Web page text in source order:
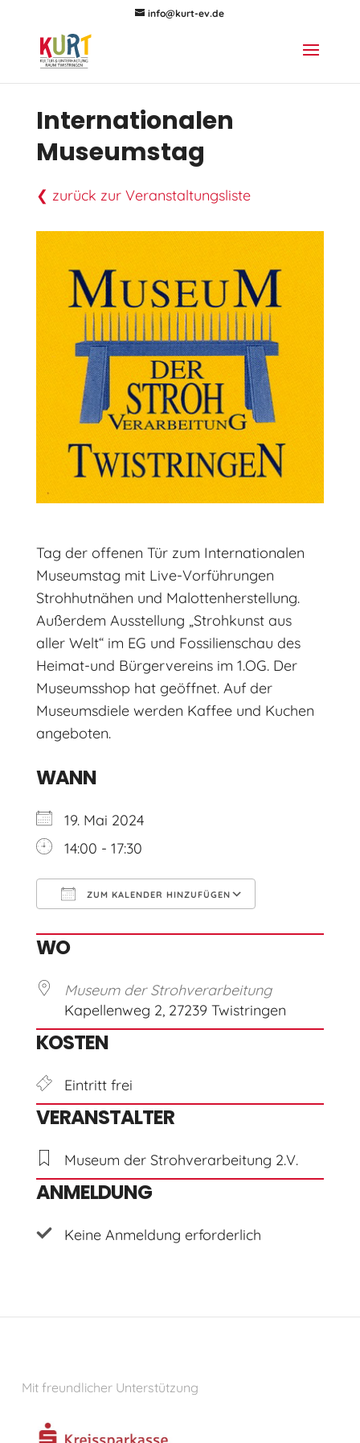
info@kurt-ev.de
Internationalen
Museumstag
❮ zurück zur Veranstaltungsliste
Tag der offenen Tür zum Internationalen
Museumstag mit Live-Vorführungen
Strohhutnähen und Malottenherstellung.
Außerdem Ausstellung „Strohkunst aus
aller Welt“ im EG und Fossilienschau des
Heimat-und Bürgervereins im 1.OG. Der
Museumsshop hat geöffnet. Auf der
Museumsdiele werden Kaffee und Kuchen
angeboten.
WANN
19. Mai 2024
14:00 - 17:30
ZUM KALENDER HINZUFÜGEN
WO
Museum der Strohverarbeitung
Kapellenweg 2, 27239 Twistringen
KOSTEN
Eintritt frei
VERANSTALTER
Museum der Strohverarbeitung 2.V.
ANMELDUNG
Keine Anmeldung erforderlich
Mit freundlicher Unterstützung